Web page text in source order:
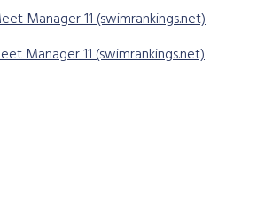
Manager 11 (swimrankings.net)
Manager 11 (swimrankings.net)